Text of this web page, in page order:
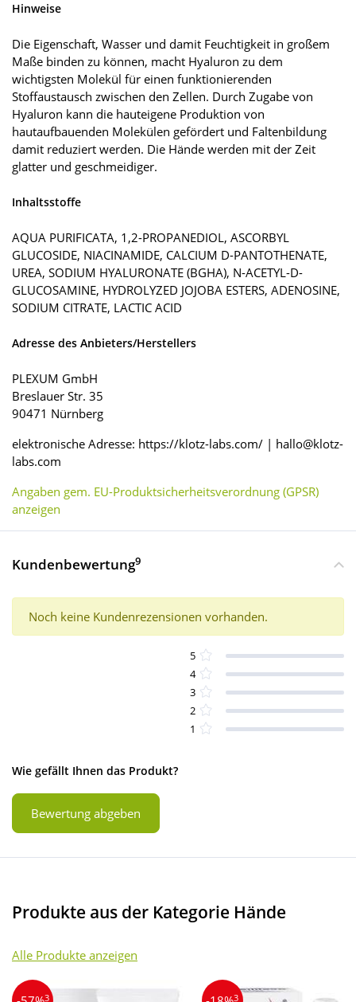
Hinweise
Die Eigenschaft, Wasser und damit Feuchtigkeit in großem
Maße binden zu können, macht Hyaluron zu dem
wichtigsten Molekül für einen funktionierenden
Stoffaustausch zwischen den Zellen. Durch Zugabe von
Hyaluron kann die hauteigene Produktion von
hautaufbauenden Molekülen gefördert und Faltenbildung
damit reduziert werden. Die Hände werden mit der Zeit
glatter und geschmeidiger.
Inhaltsstoffe
AQUA PURIFICATA, 1,2-PROPANEDIOL, ASCORBYL
GLUCOSIDE, NIACINAMIDE, CALCIUM D-PANTOTHENATE,
UREA, SODIUM HYALURONATE (BGHA), N-ACETYL-D-
GLUCOSAMINE, HYDROLYZED JOJOBA ESTERS, ADENOSINE,
SODIUM CITRATE, LACTIC ACID
Adresse des Anbieters/Herstellers
PLEXUM GmbH
Breslauer Str. 35
90471 Nürnberg
elektronische Adresse: https://klotz-labs.com/ | hallo@klotz-
labs.com
Angaben gem. EU-Produktsicherheitsverordnung (GPSR)
anzeigen
Kundenbewertung9
Noch keine Kundenrezensionen vorhanden.
5
4
3
2
1
Wie gefällt Ihnen das Produkt?
Bewertung abgeben
Produkte aus der Kategorie Hände
Alle Produkte anzeigen
3 3